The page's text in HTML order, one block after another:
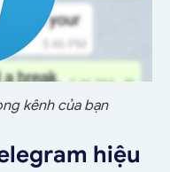
kênh của bạn
hiệu